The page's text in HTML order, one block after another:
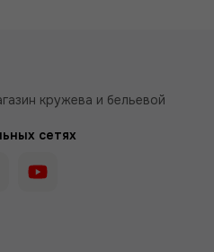
кружева и бельевой
сетях